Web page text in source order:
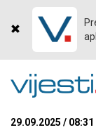
29.09.2025 /